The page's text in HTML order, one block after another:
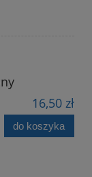
16,50 zł
do koszyka